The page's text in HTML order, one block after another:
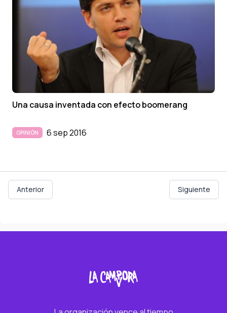
Una causa inventada con efecto boomerang
OPINIÓN 6 sep 2016
Anterior Siguiente